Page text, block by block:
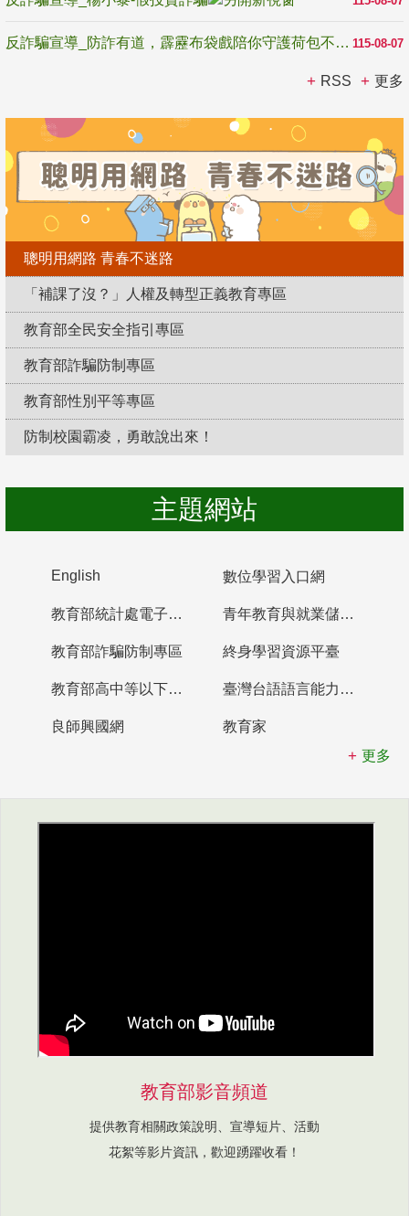
115-08-07
反詐騙宣導_防詐有道，霹靂布袋戲陪你守護荷包不受騙
RSS 更多
聰明用網路 青春不迷路
「補課了沒？」人權及轉型正義教育專區
教育部全民安全指引專區
教育部詐騙防制專區
教育部性別平等專區
防制校園霸凌，勇敢說出來！
主題網站
English 數位學習入口網
教育部統計處電子書櫃 青年教育與就業儲蓄帳戶
教育部詐騙防制專區 終身學習資源平臺
教育部高中等以下學校及幼兒園教師資格檢定考試 臺灣台語語言能力認證網站
良師興國網
教育家
更多
教育部影音頻道
提供教育相關政策說明、宣導短片、活動
花絮等影片資訊，歡迎踴躍收看！